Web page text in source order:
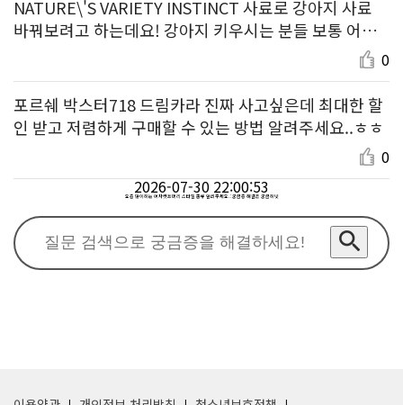
NATURE\'S VARIETY INSTINCT 사료로 강아지 사료
바꿔보려고 하는데요! 강아지 키우시는 분들 보통 어떤
0
포르쉐 박스터718 드림카라 진짜 사고싶은데 최대한 할
인 받고 저렴하게 구매할 수 있는 방법 알려주세요..ㅎㅎ
0
2026-07-30 22:00:53
요즘 많이하는 여자컷트머리 스타일 종류 알려주세요. : 궁금증 해결은 궁금하넷